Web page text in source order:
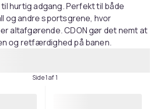
hurtig adgang. Perfekt til både
og andre sportsgrene, hvor
altafgørende. CDON gør det nemt at
og retfærdighed på banen.
Side 1 af 1